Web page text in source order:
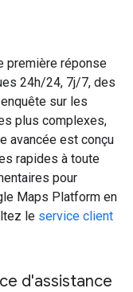
première réponse
24h/24, 7j/7, des
sur les
plus complexes,
avancée est conçu
rapides à toute
pour
Maps Platform en
le service client
d'assistance